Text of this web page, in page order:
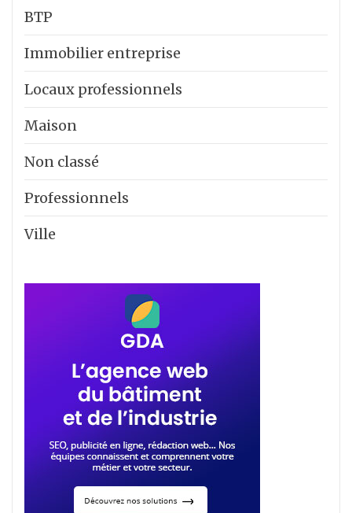
BTP
Immobilier entreprise
Locaux professionnels
Maison
Non classé
Professionnels
Ville